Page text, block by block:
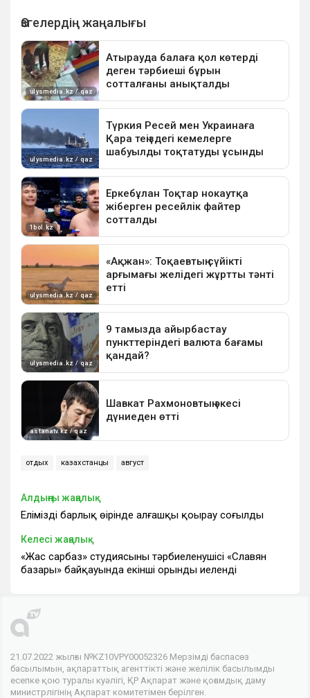
отдых казахстанцы август
Алдыңғы жаңалық
Еліміздің барлық өңірінде алғашқы қоңырау соғылды
Келесі жаңалық
«Жас сарбаз» студиясының тәрбиеленушісі «Славян
базары» байқауында екінші орынды иеленді
21.07.2022 жылғы №KZ10VPY00052326 Мерзімді баспасөз
басылымын, ақпараттық агенттікті және желілік басылымды
есепке қою туралы куәлігі, ҚР Ақпарат және қоғамдық даму
министрлігінің Ақпарат комитетімен берілген.